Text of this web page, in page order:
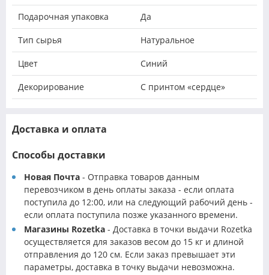
Подарочная упаковка Да
Тип сырья Натуральное
Цвет Синий
Декорирование С принтом «сердце»
Доставка и оплата
Способы доставки
Новая Почта - Отправка товаров данным
перевозчиком в день оплаты заказа - если оплата
поступила до 12:00, или на следующий рабочий день -
если оплата поступила позже указанного времени.
Магазины Rozetka - Доставка в точки выдачи Rozetka
осуществляется для заказов весом до 15 кг и длиной
отправления до 120 см. Если заказ превышает эти
параметры, доставка в точку выдачи невозможна.